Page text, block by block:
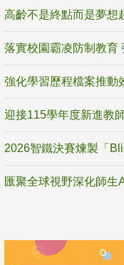
落實校園霸凌防制教育
2026智鐵決賽煉製「